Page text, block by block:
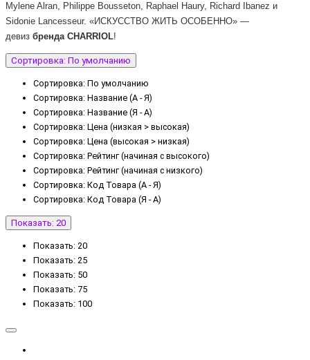
Mylene Alran, Philippe Bousseton, Raphael Haury, Richard Ibanez и
Sidonie Lancesseur. «ИСКУССТВО ЖИТЬ ОСОБЕННО» —
девиз бренда CHARRIOL!
Сортировка: По умолчанию
Сортировка: По умолчанию
Сортировка: Название (А - Я)
Сортировка: Название (Я - А)
Сортировка: Цена (низкая > высокая)
Сортировка: Цена (высокая > низкая)
Сортировка: Рейтинг (начиная с высокого)
Сортировка: Рейтинг (начиная с низкого)
Сортировка: Код Товара (А - Я)
Сортировка: Код Товара (Я - А)
Показать: 20
Показать: 20
Показать: 25
Показать: 50
Показать: 75
Показать: 100